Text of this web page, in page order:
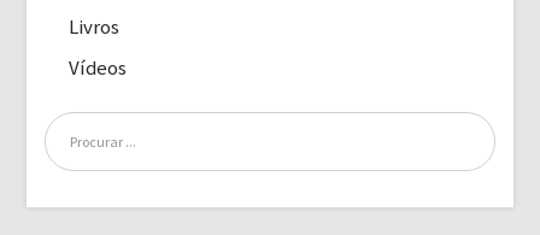
Livros
Vídeos